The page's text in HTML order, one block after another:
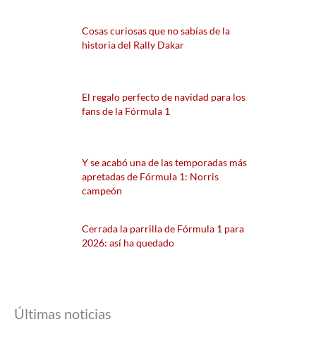
Cosas curiosas que no sabías de la
historia del Rally Dakar
El regalo perfecto de navidad para los
fans de la Fórmula 1
Y se acabó una de las temporadas más
apretadas de Fórmula 1: Norris
campeón
Cerrada la parrilla de Fórmula 1 para
2026: así ha quedado
Últimas noticias